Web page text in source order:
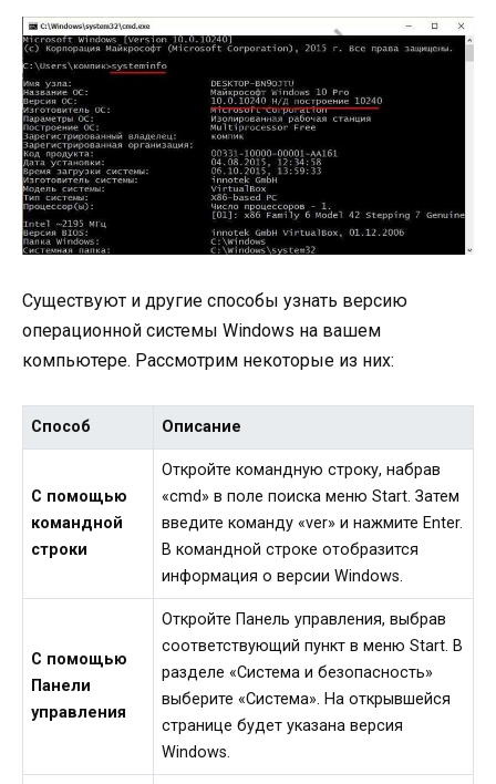
Существуют и другие способы узнать версию
операционной системы Windows на вашем
компьютере. Рассмотрим некоторые из них:
Способ Описание
С помощью
командной
строки
Откройте командную строку, набрав
«cmd» в поле поиска меню Start. Затем
введите команду «ver» и нажмите Enter.
В командной строке отобразится
информация о версии Windows.
С помощью
Панели
управления
Откройте Панель управления, выбрав
соответствующий пункт в меню Start. В
разделе «Система и безопасность»
выберите «Система». На открывшейся
странице будет указана версия
Windows.